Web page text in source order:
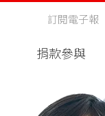
捐款參與
訂閱電子報